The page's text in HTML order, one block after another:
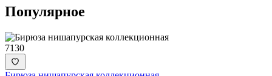
Популярное
7130